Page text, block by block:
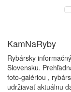
KamNaRyby
Rybársky
Slovensku.
foto-galériou ,
udržiavať aktuálnu